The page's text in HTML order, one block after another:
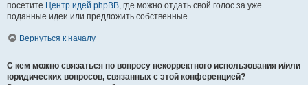
посетите Центр идей phpBB, где можно отдать свой голос за уже
поданные идеи или предложить собственные.
Вернуться к началу
С кем можно связаться по вопросу некорректного использования и/или
юридических вопросов, связанных с этой конференцией?